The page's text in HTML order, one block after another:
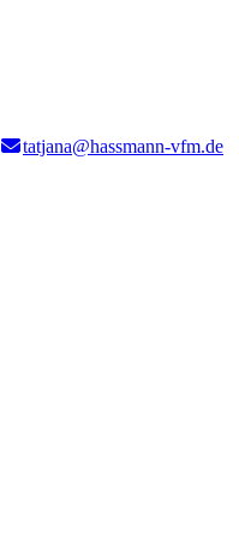
tatjana@hassmann-vfm.de